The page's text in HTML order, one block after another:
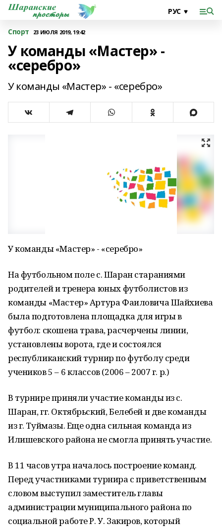
Спорт 23 ИЮЛЯ 2019, 19:42
У команды «Мастер» -
«серебро»
У команды «Мастер» - «серебро»
У команды «Мастер» - «серебро»
На футбольном поле с. Шаран стараниями
родителей и тренера юных футболистов из
команды «Мастер» Артура Фаиловича Шайхиева
была подготовлена площадка для игры в
футбол: скошена трава, расчерчены линии,
установлены ворота, где и состоялся
республиканский турнир по футболу среди
учеников 5 – 6 классов (2006 – 2007 г. р.)
В турнире приняли участие команды из с.
Шаран, гг. Октябрьский, Белебей и две команды
из г. Туймазы. Еще одна сильная команда из
Илишевского района не смогла принять участие.
В 11 часов утра началось построение команд.
Перед участниками турнира с приветственным
словом выступил заместитель главы
администрации муниципального района по
социальной работе Р. У. Закиров, который